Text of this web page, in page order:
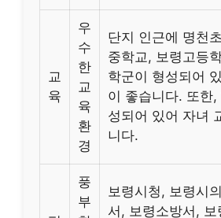
교
육
우
수
한
교
육
환
경
단지 인근에 명천
중학교, 보령고등
학군이 형성되어
이 좋습니다. 또한,
성되어 있어 자녀
니다.
풍
부
보령시청, 보령시
서, 보령소방서,